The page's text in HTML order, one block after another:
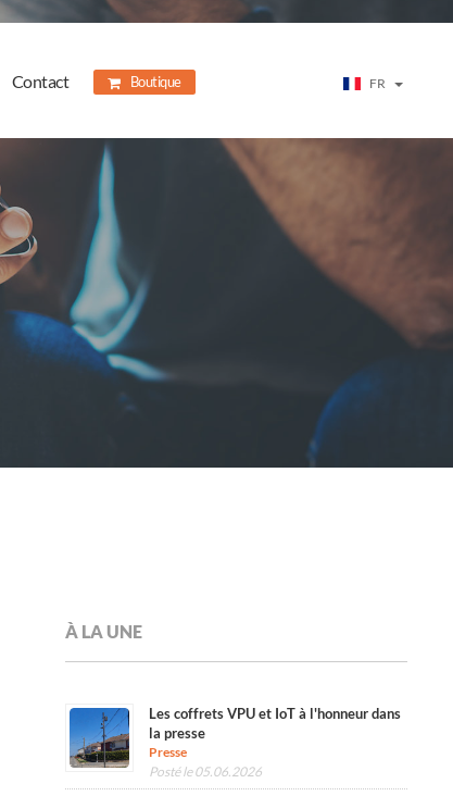
Contact Boutique FR
À LA UNE
Les coffrets VPU et IoT à l'honneur dans
la presse
Presse
Posté le 05.06.2026